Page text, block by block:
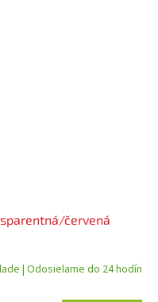
červená
| Odosielame do 24 hodín